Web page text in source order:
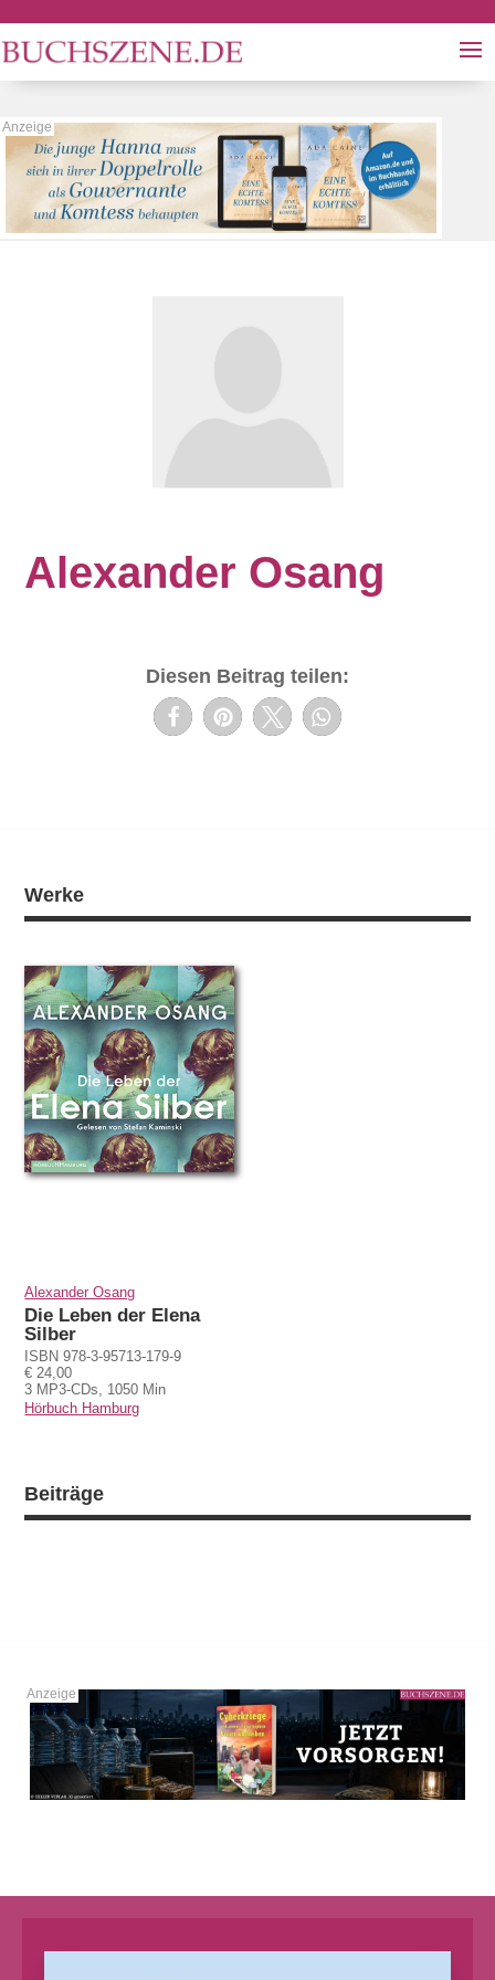
Alexander Osang
Diesen Beitrag teilen:
Werke
Alexander Osang
Die Leben der Elena
Silber
ISBN 978-3-95713-179-9
€ 24,00
3 MP3-CDs, 1050 Min
Hörbuch Hamburg
Beiträge